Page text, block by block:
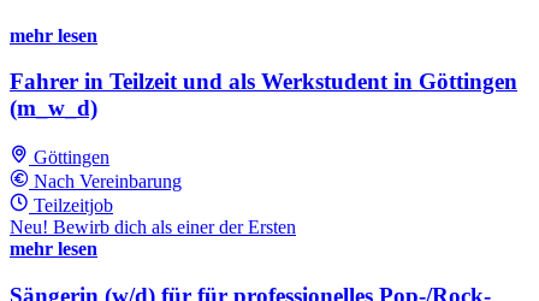
mehr lesen
Fahrer in Teilzeit und als Werkstudent in Göttingen
(m_w_d)
Göttingen
Nach Vereinbarung
Teilzeitjob
Neu! Bewirb dich als einer der Ersten
mehr lesen
Sängerin (w/d) für für professionelles Pop-/Rock-